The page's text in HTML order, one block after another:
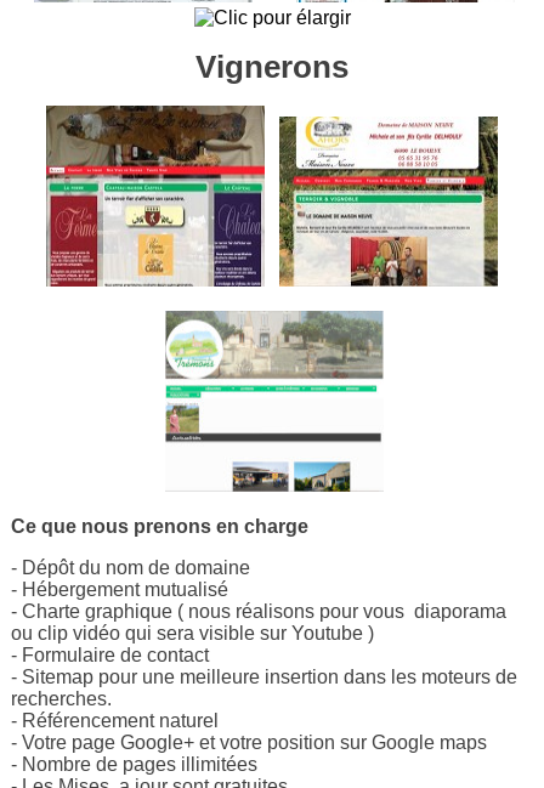
Vignerons
Ce que nous prenons en charge
- Dépôt du nom de domaine
- Hébergement mutualisé
- Charte graphique ( nous réalisons pour vous diaporama
ou clip vidéo qui sera visible sur Youtube )
- Formulaire de contact
- Sitemap pour une meilleure insertion dans les moteurs de
recherches.
- Référencement naturel
- Votre page Google+ et votre position sur Google maps
- Nombre de pages illimitées